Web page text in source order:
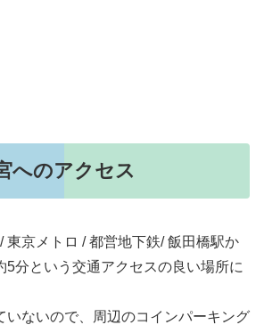
へのアクセス
東京メトロ / 都営地下鉄/ 飯田橋駅か
5分という交通アクセスの良い場所に
いないので、周辺のコインパーキング